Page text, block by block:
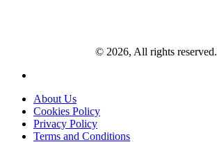
© 2026, All rights reserved.
About Us
Cookies Policy
Privacy Policy
Terms and Conditions